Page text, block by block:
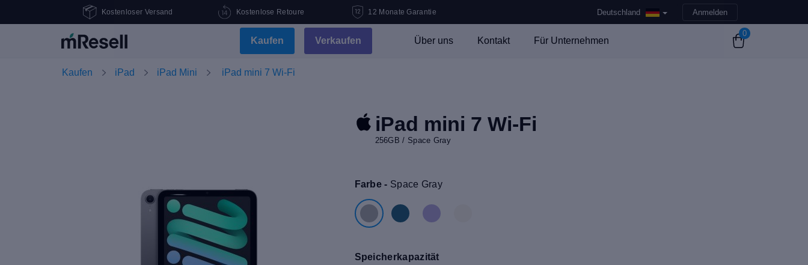
Kostenloser Versand Kostenlose Retoure 12 Monate Garantie Deutschland Anmelden
Kaufen Verkaufen Über uns Kontakt Für Unternehmen
0
Kaufen iPad iPad Mini iPad mini 7 Wi-Fi
iPad mini 7 Wi-Fi
256GB / Space Gray
Farbe - Space Gray
Speicherkapazität